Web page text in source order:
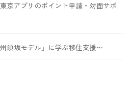
京アプリのポイント申請・対面サポ
須坂モデル」に学ぶ移住支援〜